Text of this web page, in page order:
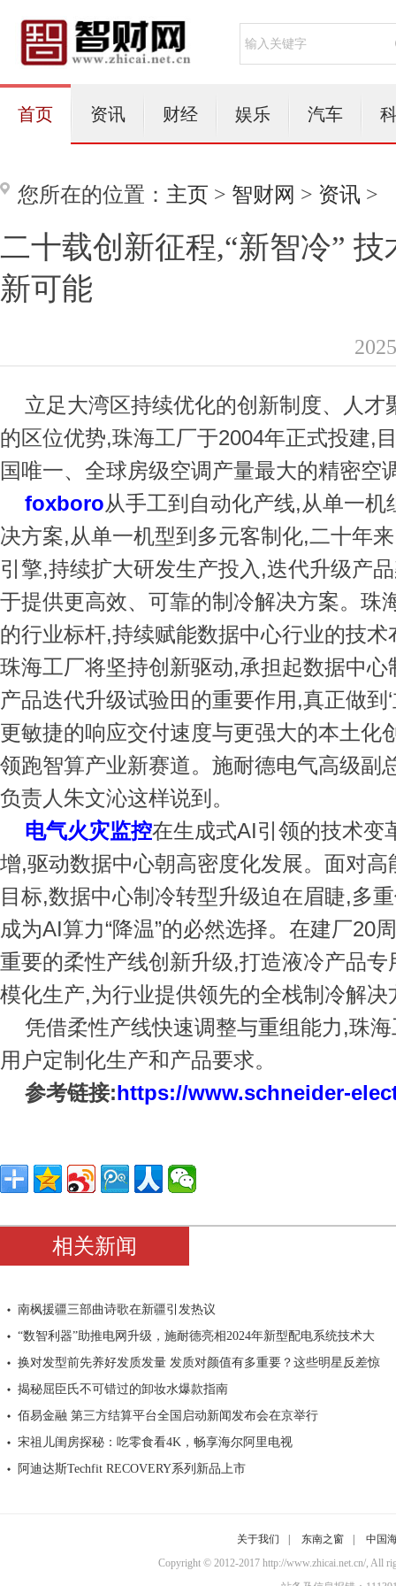
首页 资讯 财经 娱乐 汽车
您所在的位置： 主页 > 智财网 > 资讯 >
二十载创新征程,“新智冷”
新可能
立足大湾区持续优化的创新制度、人才
的区位优势,珠海工厂于2004年正式投建,
国唯一、全球房级空调产量最大的精密空
foxboro从手工到自动化产线,从单一
决方案,从单一机型到多元客制化,二十年
引擎,持续扩大研发生产投入,迭代升级产
于提供更高效、可靠的制冷解决方案。珠
的行业标杆,持续赋能数据中心行业的技
珠海工厂将坚持创新驱动,承担起数据中
产品迭代升级试验田的重要作用,真正做到
更敏捷的响应交付速度与更强大的本土化
领跑智算产业新赛道。施耐德电气高级副
负责人朱文沁这样说到。
电气火灾监控在生成式AI引领的技术变
增,驱动数据中心朝高密度化发展。面对
目标,数据中心制冷转型升级迫在眉睫,多
成为AI算力“降温”的必然选择。在建厂20
重要的柔性产线创新升级,打造液冷产品
模化生产,为行业提供领先的全栈制冷解决
凭借柔性产线快速调整与重组能力,珠
用户定制化生产和产品要求。
参考链接:https://www.schneider-
相关新闻
南枫援疆三部曲诗歌在新疆引发热议
“数智利器”助推电网升级，施耐德亮相2024年新型配电系统技术大
换对发型前先养好发质发量 发质对颜值有多重要？这些明星反差惊
揭秘屈臣氏不可错过的卸妆水爆款指南
佰易金融 第三方结算平台全国启动新闻发布会在京举行
宋祖儿闺房探秘：吃零食看4K，畅享海尔阿里电视
阿迪达斯Techfit RECOVERY系列新品上市
关于我们 东南之窗
中国
Copyright © 2012-2017 http://www.zhicai.net.cn/,